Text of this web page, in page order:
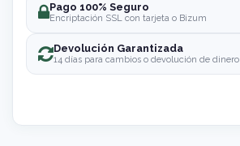
Pago 100% Seguro
Encriptación SSL con tarjeta o Bizum
Devolución Garantizada
14 días para cambios o devolución de dinero